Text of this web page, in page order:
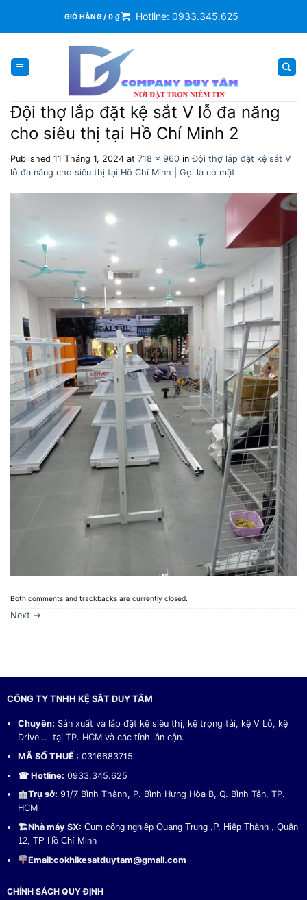
content
GIỎ HÀNG / 0 ₫ Hotline: 0933.345.625
Đội thợ lắp đặt kệ sắt V lỗ đa năng
cho siêu thị tại Hồ Chí Minh 2
Published 11 Tháng 1, 2024 at 718 × 960 inĐội thợ lắp đặt kệ sắt V
lỗ đa năng cho siêu thị tại Hồ Chí Minh | Gọi là có mặt
Both comments and trackbacks are currently closed.
Next →
CÔNG TY TNHH KỆ SẮT DUY TÂM
Chuyên: Sản xuất và lắp đặt kệ siêu thị, kệ trọng tải, kệ V Lỗ, kệ
Drive .. tại TP. HCM và các tỉnh lân cận.
MÃ SỐ THUẾ : 0316683715
☎ Hotline: 0933.345.625
Trụ sở: 91/7 Bình Thành, P. Bình Hưng Hòa B, Q. Bình Tân, TP.
HCM
🏗Nhà máy SX: Cụm công nghiệp Quang Trung ,P. Hiệp Thành , Quận
12, TP Hồ Chí Minh
Email:cokhikesatduytam@gmail.com
CHÍNH SÁCH QUY ĐỊNH